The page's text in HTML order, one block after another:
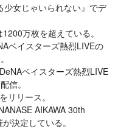
女じゃいられない』でデ
万枚を超えている。
ベイスターズ熱烈LIVEの
ベイスターズ熱烈LIVE
信。
リリース。
AIKAWA 30th
決定している。